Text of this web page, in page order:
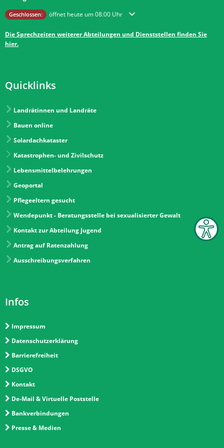
Klicken, um weitere Öffnungs- oder Schließzeiten auszublenden
Geschlossen: öffnet heute um 08:00 Uhr
Die Sprechzeiten weiterer Abteilungen und Dienststellen finden Sie
hier.
Quicklinks
Landrätinnen und Landräte
Bauen online
Solardachkataster
Katastrophen- und Zivilschutz
Lebensmittelbelehrungen
Geoportal
Pflegeeltern gesucht
Wendepunkt - Beratungsstelle bei sexualisierter Gewalt
Kontakt zur Abteilung Jugend
Antrag auf Ratenzahlung
Ausschreibungsverfahren
Infos
Impressum
Datenschutzerklärung
Barrierefreiheit
DSGVO
Kontakt
De-Mail & Virtuelle Poststelle
Bankverbindungen
Presse & Medien